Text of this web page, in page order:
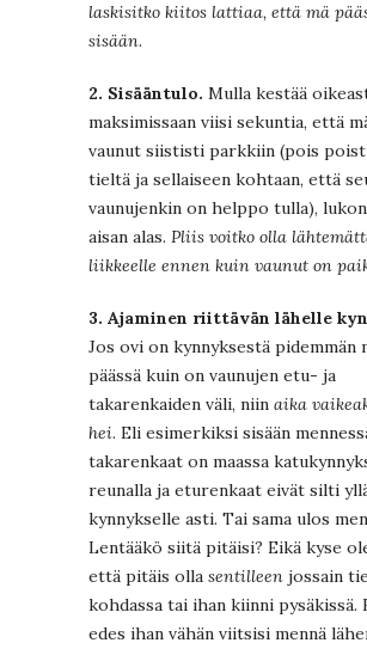
laskisitko kiitos lattiaa, että mä
sisään.
2. Sisääntulo. Mulla kestää
maksimissaan viisi sekuntia, että
vaunut siististi parkkiin (pois
tieltä ja sellaiseen kohtaan, että
vaunujenkin on helppo tulla),
aisan alas. Pliis voitko olla
liikkeelle ennen kuin vaunut on
3. Ajaminen riittävän lähelle
Jos ovi on kynnyksestä pidemmän
päässä kuin on vaunujen etu- ja
takarenkaiden väli, niin aika
hei. Eli esimerkiksi sisään
takarenkaat on maassa
reunalla ja eturenkaat eivät silti
kynnykselle asti. Tai sama ulos
Lentääkö siitä pitäisi? Eikä kyse
että pitäis olla sentilleen jossain
kohdassa tai ihan kiinni pysäkissä.
edes ihan vähän viitsisi mennä